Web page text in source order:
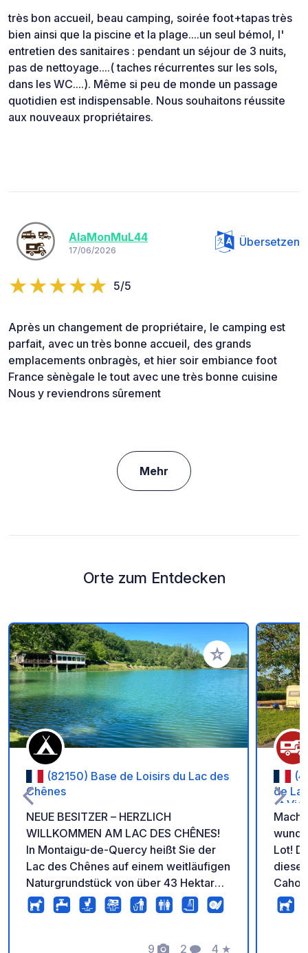
très bon accueil, beau camping, soirée foot+tapas très
bien ainsi que la piscine et la plage....un seul bémol, l'
entretien des sanitaires : pendant un séjour de 3 nuits,
pas de nettoyage....( taches récurrentes sur les sols,
dans les WC....). Même si peu de monde un passage
quotidien est indispensable. Nous souhaitons réussite
aux nouveaux propriétaires.
AlaMonMuL44
17/06/2026
Übersetzen
5/5
Après un changement de propriétaire, le camping est
parfait, avec un très bonne accueil, des grands
emplacements onbragès, et hier soir embiance foot
France sènègale le tout avec une très bonne cuisine
Nous y reviendrons sûrement
Mehr
Orte zum Entdecken
Zu Ihren Favoriten
(82150) Base de Loisirs du Lac des
Chênes
NEUE BESITZER – HERZLICH
WILLKOMMEN AM LAC DES CHÊNES!
In Montaigu-de-Quercy heißt Sie der
Lac des Chênes auf einem weitläufigen
Naturgrundstück von über 43 Hektar
rund um einen See willkommen. Ein
idealer Ort für Camper, die eine echte
Ruhe und Erholung, Natur, Schwimmen,
9 2 4 ★
de
et
Lot!